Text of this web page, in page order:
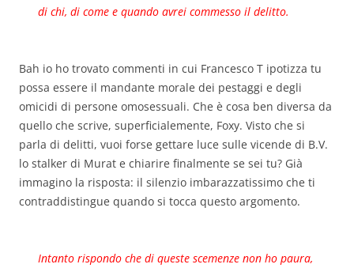
di chi, di come e quando avrei commesso il delitto.
Bah io ho trovato commenti in cui Francesco T ipotizza tu
possa essere il mandante morale dei pestaggi e degli
omicidi di persone omosessuali. Che è cosa ben diversa da
quello che scrive, superficialemente, Foxy. Visto che si
parla di delitti, vuoi forse gettare luce sulle vicende di B.V.
lo stalker di Murat e chiarire finalmente se sei tu? Già
immagino la risposta: il silenzio imbarazzatissimo che ti
contraddistingue quando si tocca questo argomento.
Intanto rispondo che di queste scemenze non ho paura,